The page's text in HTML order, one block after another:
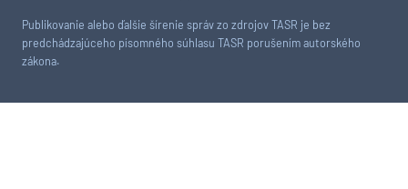
Publikovanie alebo ďalšie šírenie správ zo zdrojov TASR je bez
predchádzajúceho písomného súhlasu TASR porušením autorského
zákona.